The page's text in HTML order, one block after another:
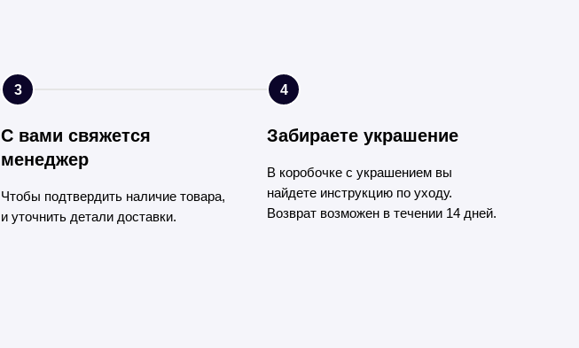
3
С вами свяжется
менеджер
Чтобы подтвердить наличие товара,
и уточнить детали доставки.
4
Забираете украшение
В коробочке с украшением вы
найдете инструкцию по уходу.
Возврат возможен в течении 14 дней.